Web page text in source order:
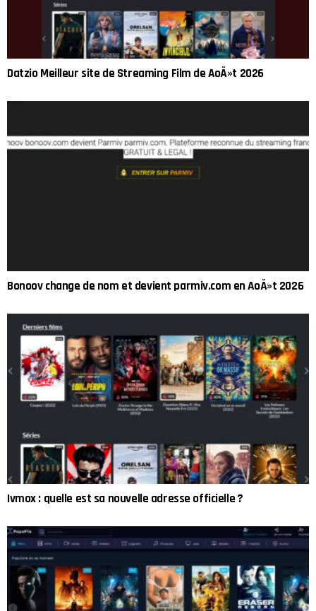
Datzio Meilleur site de Streaming Film de AoÃ»t 2026
Bonoov change de nom et devient parmiv.com en AoÃ»t 2026
Ivmox : quelle est sa nouvelle adresse officielle ?